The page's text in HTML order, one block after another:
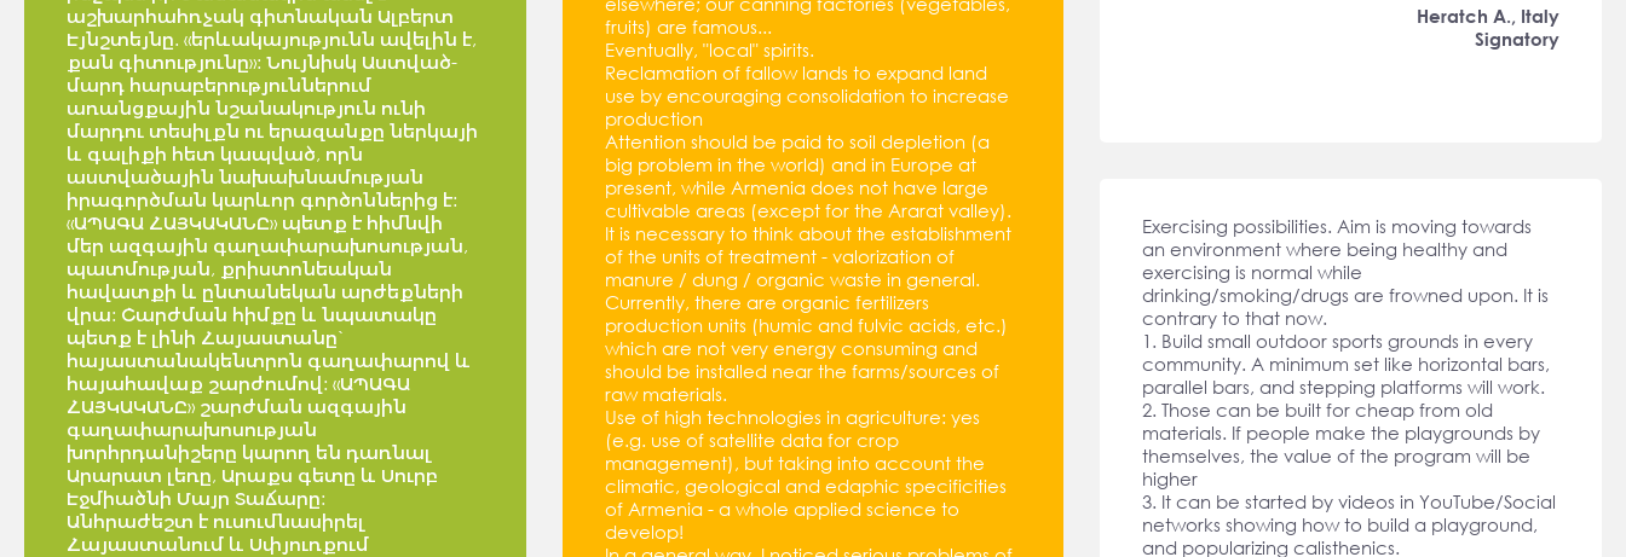
Heratch A., Italy
Signatory
fruits) are famous...
Eventually, "local" spirits.
Reclamation of fallow lands to expand land
use by encouraging consolidation to increase
production
Attention should be paid to soil depletion (a
big problem in the world) and in Europe at
present, while Armenia does not have large
cultivable areas (except for the Ararat valley).
It is necessary to think about the establishment
of the units of treatment - valorization of
manure / dung / organic waste in general.
Currently, there are organic fertilizers
production units (humic and fulvic acids, etc.)
which are not very energy consuming and
should be installed near the farms/sources of
raw materials.
Use of high technologies in agriculture: yes
(e.g. use of satellite data for crop
management), but taking into account the
climatic, geological and edaphic specificities
of Armenia - a whole applied science to
develop!
աշխարհահռչակ գիտնական Ալբերտ
Էյնշտեյնը. «երևակայությունն ավելին է,
քան գիտությունը»: Նույնիսկ Աստված-
մարդ հարաբերություններում
առանցքային նշանակություն ունի
մարդու տեսիլքն ու երազանքը ներկայի
և գալիքի հետ կապված, որն
աստվածային նախախնամության
իրագործման կարևոր գործոններից է:
«ԱՊԱԳԱ ՀԱՅԿԱԿԱՆԸ» պետք է հիմնվի
մեր ազգային գաղափարախոսության,
պատմության, քրիստոնեական
հավատքի և ընտանեկան արժեքների
վրա: Շարժման հիմքը և նպատակը
պետք է լինի Հայաստանը`
հայաստանակենտրոն գաղափարով և
հայահավաք շարժումով: «ԱՊԱԳԱ
ՀԱՅԿԱԿԱՆԸ» շարժման ազգային
գաղափարախոսության
խորհրդանիշերը կարող են դառնալ
Արարատ լեռը, Արաքս գետը և Սուրբ
Էջմիածնի Մայր Տաճարը:
Անհրաժեշտ է ուսումնասիրել
Հայաստանում և Սփյուռքում
Exercising possibilities. Aim is moving towards
an environment where being healthy and
exercising is normal while
drinking/smoking/drugs are frowned upon. It is
contrary to that now.
1. Build small outdoor sports grounds in every
community. A minimum set like horizontal bars,
parallel bars, and stepping platforms will work.
2. Those can be built for cheap from old
materials. If people make the playgrounds by
themselves, the value of the program will be
higher
3. It can be started by videos in YouTube/Social
networks showing how to build a playground,
and popularizing calisthenics.